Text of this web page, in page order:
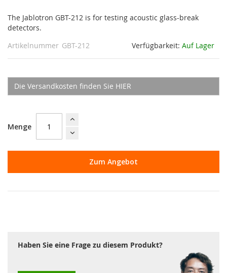
The Jablotron GBT-212 is for testing acoustic glass-break
detectors.
Verfügbarkeit: Auf Lager
Artikelnummer GBT-212
Die Versandkosten finden Sie HIER
Menge
Zum Angebot
Haben Sie eine Frage zu diesem Produkt?